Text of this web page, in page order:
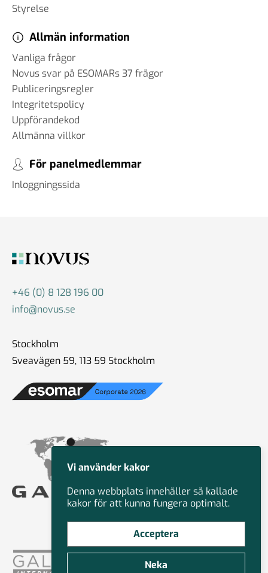
Styrelse
Allmän information
Vanliga frågor
Novus svar på ESOMARs 37 frågor
Publiceringsregler
Integritetspolicy
Uppförandekod
Allmänna villkor
För panelmedlemmar
Inloggningssida
+46 (0) 8 128 196 00
info@novus.se
Stockholm
Sveavägen 59, 113 59 Stockholm
Vi använder kakor
Denna webbplats innehåller så kallade
kakor för att kunna fungera optimalt.
Acceptera
Neka